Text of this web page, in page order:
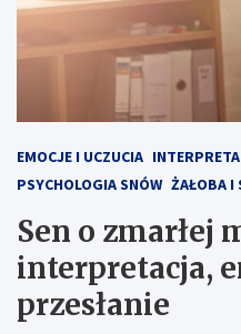
EMOCJE I UCZUCIA
PSYCHOLOGIA SNÓW ŻAŁOBA I
Sen o zmarłej
interpretacja,
przesłanie